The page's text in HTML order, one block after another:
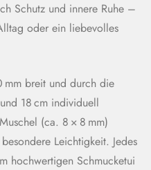
Schutz und innere Ruhe –
oder ein liebevolles
mm breit und durch die
18 cm individuell
(ca. 8 × 8 mm)
Leichtigkeit. Jedes
hochwertigen Schmucketui